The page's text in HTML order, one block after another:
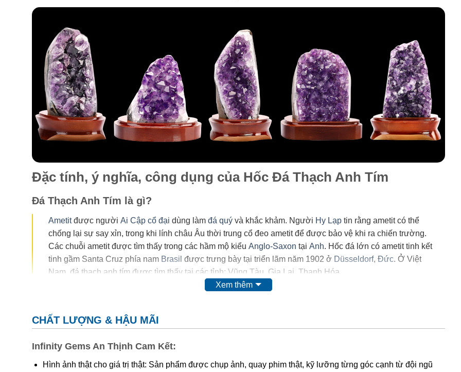
Đặc tính, ý nghĩa, công dụng của Hốc Đá Thạch Anh Tím
Đá Thạch Anh Tím là gì?
Ametitđược người Ai Cập cổ đại dùng làm đá quý và khắc khảm. Người Hy Lạp tin rằng ametit có thể
chống lại sự say xỉn, trong khi lính châu Âu thời trung cổ đeo ametit để được bảo vệ khi ra chiến trường.
Các chuỗi ametit được tìm thấy trong các hầm mộ kiểu Anglo-Saxon tại Anh. Hốc đá lớn có ametit tinh kết
tinh gầm Santa Cruz phía nam Brasil được trưng bày tại triển lãm năm 1902 ở Düsseldorf, Đức. Ở Việt
Nam, đá thạch anh tím được tìm thấy tại các tỉnh: Vũng Tàu, Gia Lai, Thanh Hóa.
cơ.Thyocyanat sắt IIIđược cho là có mặt trong ametit và
Các công trình gần đây cho thấy màu của ametit là do có lẫn tạp chất
tương tác phức tạp của sắt vànhôm sẽ tạo nên màu.
Xem thêm
CHẤT LƯỢNG & HẬU MÃI
Infinity Gems An Thịnh Cam Kết:
Hình ảnh thật cho giá trị thật: Sản phẩm được chụp ảnh, quay phim thật, kỹ lưỡng từng góc cạnh từ đội ngũ